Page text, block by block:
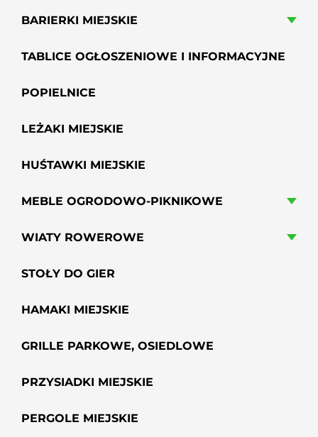
BARIERKI MIEJSKIE
TABLICE OGŁOSZENIOWE I INFORMACYJNE
POPIELNICE
LEŻAKI MIEJSKIE
HUŚTAWKI MIEJSKIE
MEBLE OGRODOWO-PIKNIKOWE
WIATY ROWEROWE
STOŁY DO GIER
HAMAKI MIEJSKIE
GRILLE PARKOWE, OSIEDLOWE
PRZYSIADKI MIEJSKIE
PERGOLE MIEJSKIE